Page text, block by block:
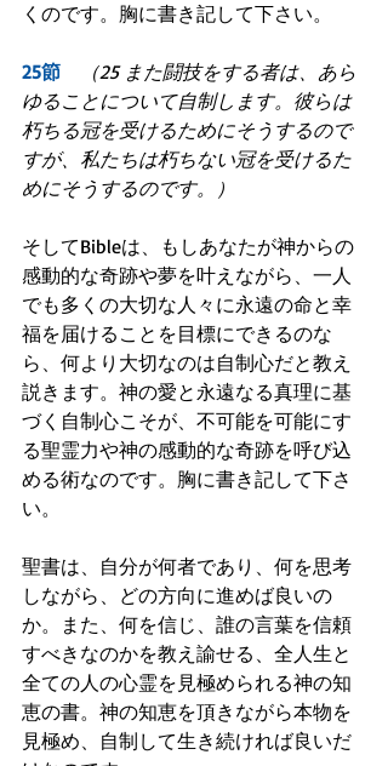
くのです。胸に書き記して下さい。
25節
（25 また闘技をする者は、あら
ゆることについて自制します。彼らは
朽ちる冠を受けるためにそうするので
すが、私たちは朽ちない冠を受けるた
めにそうするのです。）
そしてBibleは、もしあなたが神からの
感動的な奇跡や夢を叶えながら、一人
でも多くの大切な人々に永遠の命と幸
福を届けることを目標にできるのな
ら、何より大切なのは自制心だと教え
説きます。神の愛と永遠なる真理に基
づく自制心こそが、不可能を可能にす
る聖霊力や神の感動的な奇跡を呼び込
める術なのです。胸に書き記して下さ
い。
聖書は、自分が何者であり、何を思考
しながら、どの方向に進めば良いの
か。また、何を信じ、誰の言葉を信頼
すべきなのかを教え諭せる、全人生と
全ての人の心霊を見極められる神の知
恵の書。神の知恵を頂きながら本物を
見極め、自制して生き続ければ良いだ